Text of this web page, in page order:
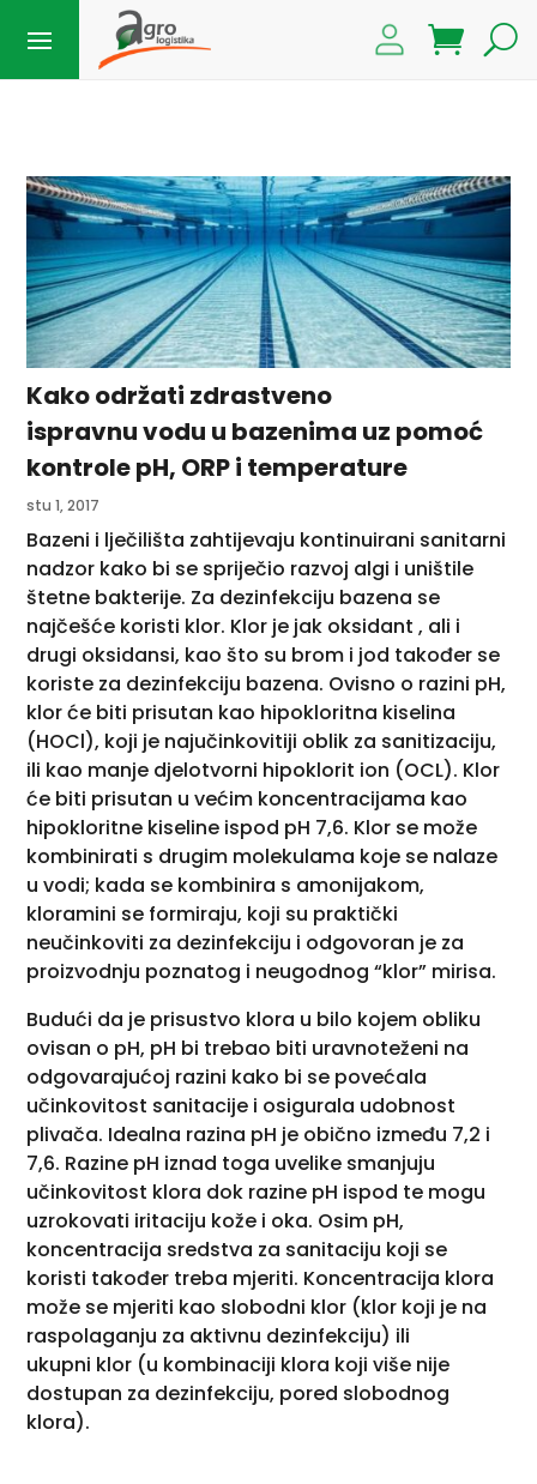
Kako održati zdrastveno
ispravnu vodu u bazenima uz pomoć
kontrole pH, ORP i temperature
stu 1, 2017
Bazeni i lječilišta zahtijevaju kontinuirani sanitarni
nadzor kako bi se spriječio razvoj algi i uništile
štetne bakterije. Za dezinfekciju bazena se
najčešće koristi klor. Klor je jak oksidant , ali i
drugi oksidansi, kao što su brom i jod također se
koriste za dezinfekciju bazena. Ovisno o razini pH,
klor će biti prisutan kao hipokloritna kiselina
(HOCl), koji je najučinkovitiji oblik za sanitizaciju,
ili kao manje djelotvorni hipoklorit ion (OCL). Klor
će biti prisutan u većim koncentracijama kao
hipokloritne kiseline ispod pH 7,6. Klor se može
kombinirati s drugim molekulama koje se nalaze
u vodi; kada se kombinira s amonijakom,
kloramini se formiraju, koji su praktički
neučinkoviti za dezinfekciju i odgovoran je za
proizvodnju poznatog i neugodnog “klor” mirisa.
Budući da je prisustvo klora u bilo kojem obliku
ovisan o pH, pH bi trebao biti uravnoteženi na
odgovarajućoj razini kako bi se povećala
učinkovitost sanitacije i osigurala udobnost
plivača. Idealna razina pH je obično između 7,2 i
7,6. Razine pH iznad toga uvelike smanjuju
učinkovitost klora dok razine pH ispod te mogu
uzrokovati iritaciju kože i oka. Osim pH,
koncentracija sredstva za sanitaciju koji se
koristi također treba mjeriti. Koncentracija klora
može se mjeriti kao slobodni klor (klor koji je na
raspolaganju za aktivnu dezinfekciju) ili
ukupni klor (u kombinaciji klora koji više nije
dostupan za dezinfekciju, pored slobodnog
klora).